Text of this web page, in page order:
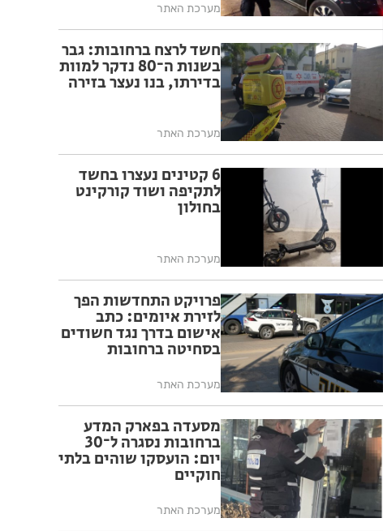
מערכת האתר
חשד לרצח ברחובות: גבר
בשנות ה־80 נדקר למוות
בדירתו, בנו נעצר בזירה
מערכת האתר
6 קטינים נעצרו בחשד
לתקיפה ושוד קורקינט
בחולון
מערכת האתר
פרויקט התחדשות הפך
לזירת איומים: כתב
אישום בדרך נגד חשודים
בסחיטה ברחובות
מערכת האתר
מסעדה בפארק המדע
ברחובות נסגרה ל־30
יום: הועסקו שוהים בלתי
חוקיים
מערכת האתר